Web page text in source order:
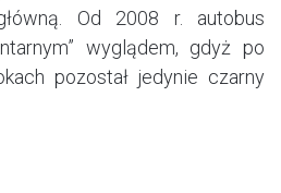
Od 2008 r. autobus
wyglądem, gdyż po
pozostał jedynie czarny